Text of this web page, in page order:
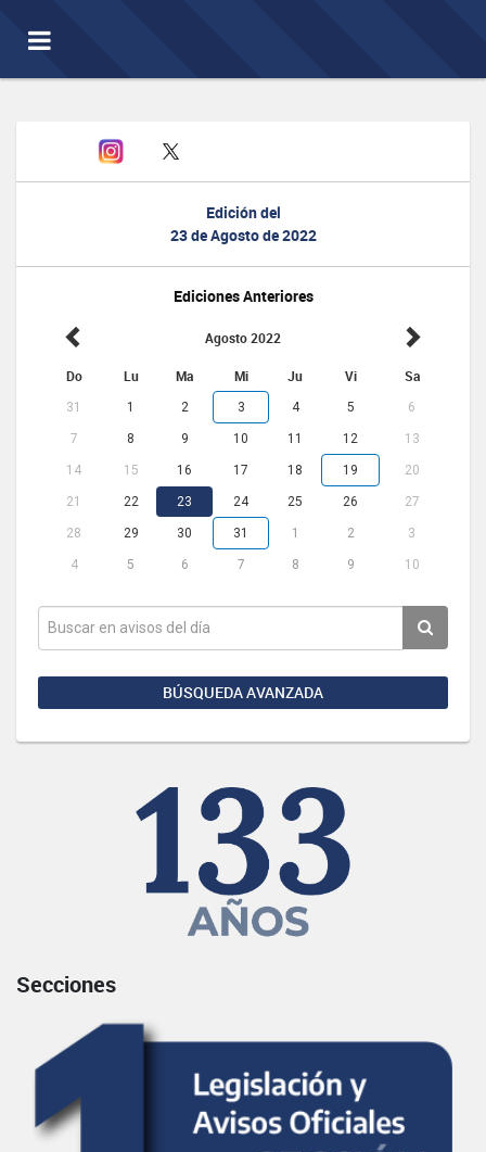
Toggle
navigation
Edición del
23 de Agosto de 2022
Ediciones Anteriores
Agosto 2022
Do Lu Ma Mi Ju Vi Sa
31 1 2 3 4 5 6
7 8 9 10 11 12 13
14 15 16 17 18 19 20
21 22 23 24 25 26 27
28 29 30 31 1 2 3
4 5 6 7 8 9 10
BÚSQUEDA AVANZADA
Secciones